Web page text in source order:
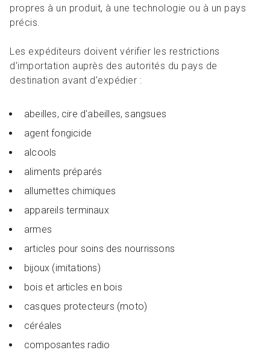
propres à un produit, à une technologie ou à un pays
précis.
Les expéditeurs doivent vérifier les restrictions
d'importation auprès des autorités du pays de
destination avant d'expédier :
abeilles, cire d'abeilles, sangsues
agent fongicide
alcools
aliments préparés
allumettes chimiques
appareils terminaux
armes
articles pour soins des nourrissons
bijoux (imitations)
bois et articles en bois
casques protecteurs (moto)
céréales
composantes radio